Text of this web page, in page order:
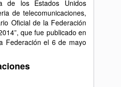
de los Estados Unidos
de telecomunicaciones,
Oficial de la Federación
que fue publicado en
Federación el 6 de mayo